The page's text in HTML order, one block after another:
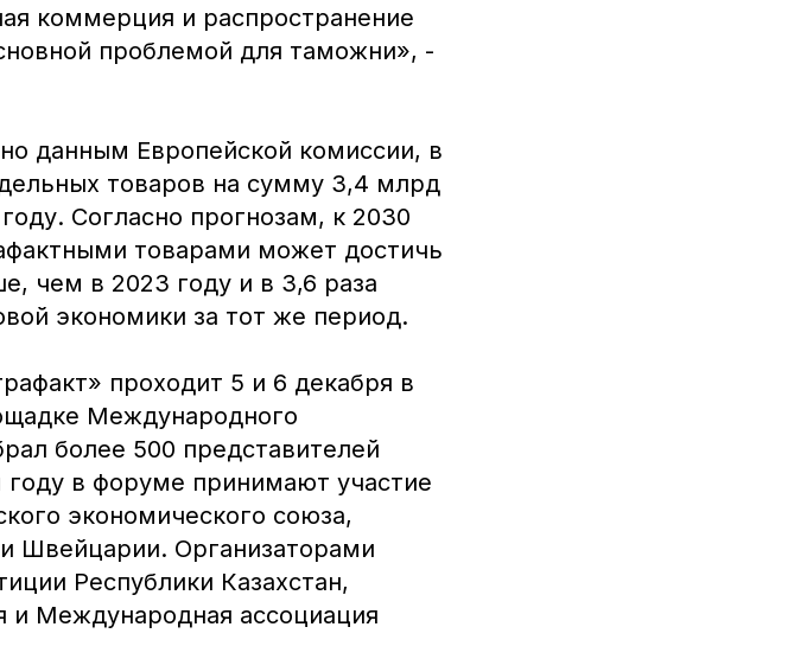
коммерция и распространение
проблемой для таможни», -
данным Европейской комиссии, в
товаров на сумму 3,4 млрд
Согласно прогнозам, к 2030
товарами может достичь
чем в 2023 году и в 3,6 раза
экономики за тот же период.
проходит 5 и 6 декабря в
Международного
более 500 представителей
в форуме принимают участие
экономического союза,
Швейцарии. Организаторами
Республики Казахстан,
и Международная ассоциация